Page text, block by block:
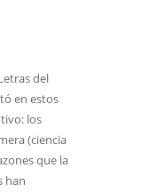
del
en estos
los
(ciencia
que la
han